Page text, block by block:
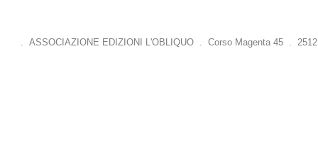
. ASSOCIAZIONE EDIZIONI L'OBLIQUO . Corso Magenta 45 .